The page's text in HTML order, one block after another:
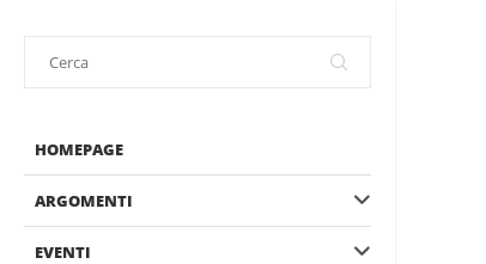
HOMEPAGE
ARGOMENTI
EVENTI